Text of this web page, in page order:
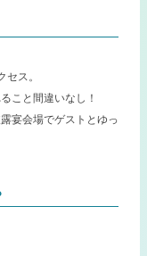
ス。
こと間違いなし！
宴会場でゲストとゆっ